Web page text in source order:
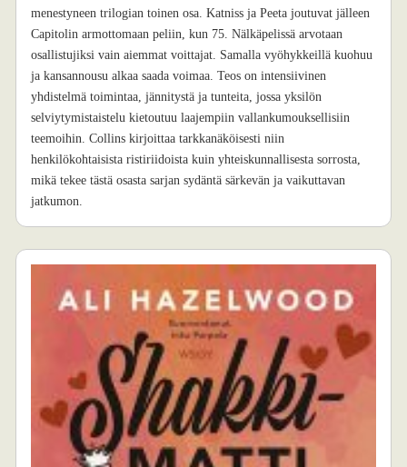
menestyneen trilogian toinen osa. Katniss ja Peeta joutuvat jälleen
Capitolin armottomaan peliin, kun 75. Nälkäpelissä arvotaan
osallistujiksi vain aiemmat voittajat. Samalla vyöhykkeillä kuohuu
ja kansannousu alkaa saada voimaa. Teos on intensiivinen
yhdistelmä toimintaa, jännitystä ja tunteita, jossa yksilön
selviytymistaistelu kietoutuu laajempiin vallankumouksellisiin
teemoihin. Collins kirjoittaa tarkkanäköisesti niin
henkilökohtaisista ristiriidoista kuin yhteiskunnallisesta sorrosta,
mikä tekee tästä osasta sarjan sydäntä särkevän ja vaikuttavan
jatkumon.